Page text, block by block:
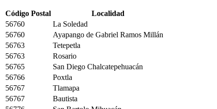
Código Postal
Localidad
56760
La Soledad
56760
Ayapango de Gabriel Ramos Millán
56763
Tetepetla
56763
Rosario
56765
San Diego Chalcatepehuacán
56766
Poxtla
56767
Tlamapa
56767
Bautista